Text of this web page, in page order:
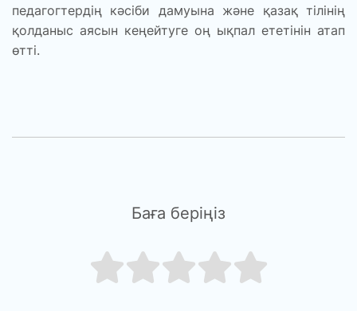
педагогтердің кәсіби дамуына және қазақ тілінің
қолданыс аясын кеңейтуге оң ықпал ететінін атап
өтті.
Баға беріңіз